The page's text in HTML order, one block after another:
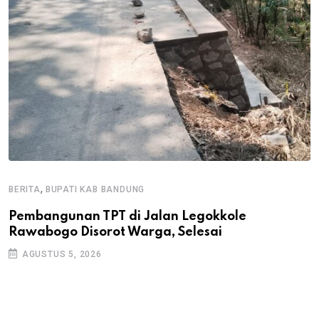
BERITA, BUPATI KAB BANDUNG
Pembangunan TPT di Jalan Legokkole
Rawabogo Disorot Warga, Selesai
AGUSTUS 5, 2026